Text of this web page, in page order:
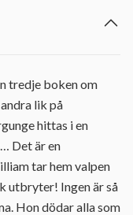
tredje boken om
lik på
hittas i en
Det är en
tar hem valpen
utbryter! Ingen är så
Hon dödar alla som